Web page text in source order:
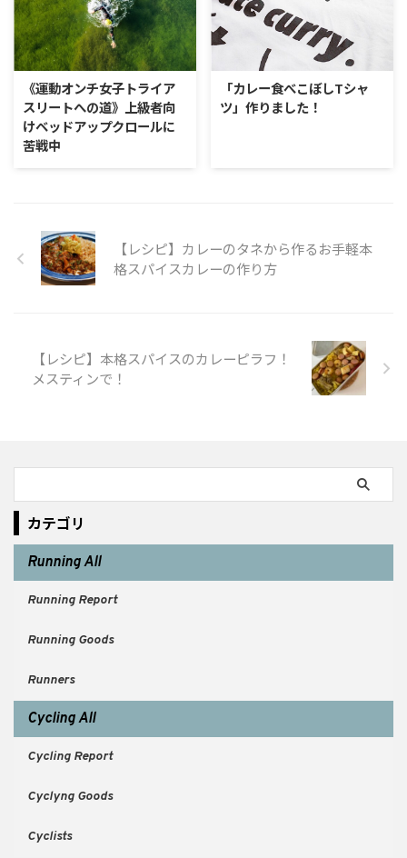
《運動オンチ女子トライア
スリートへの道》上級者向
けベッドアップクロールに
苦戦中
「カレー食べこぼしTシャ
ツ」作りました！
【レシピ】カレーのタネから作るお手軽本
格スパイスカレーの作り方
【レシピ】本格スパイスのカレーピラフ！
メスティンで！
カテゴリ
Running All
Running Report
Running Goods
Runners
Cycling All
Cycling Report
Cyclyng Goods
Cyclists